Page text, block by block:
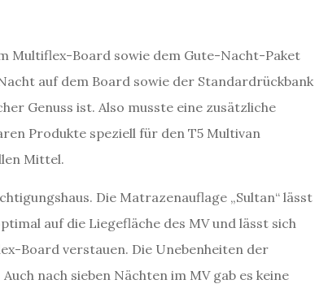
Multiflex-Board sowie dem Gute-Nacht-Paket
auf dem Board sowie der Standardrückbank
Genuss ist. Also musste eine zusätzliche
Produkte speziell für den T5 Multivan
Mittel.
Die Matrazenauflage „Sultan“ lässt
auf die Liegefläche des MV und lässt sich
Board verstauen. Die Unebenheiten der
nach sieben Nächten im MV gab es keine